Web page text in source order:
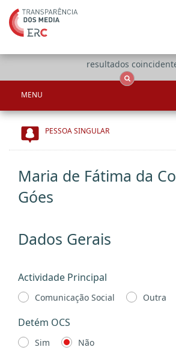
resultados
MENU
PESSOA SINGULAR
Maria de Fátima da
Góes
Dados Gerais
Actividade Principal
Comunicação Social Outra
Detém OCS
Sim Não